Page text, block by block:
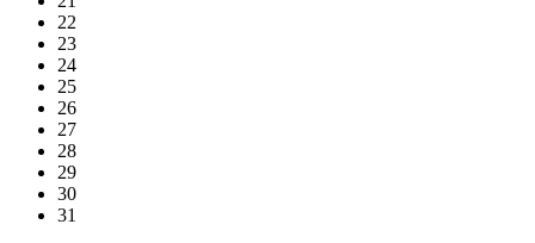
22
23
24
25
26
27
28
29
30
31